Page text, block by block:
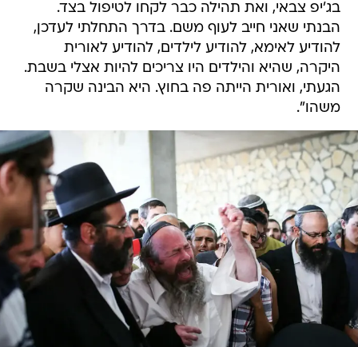
בג'יפ צבאי, ואת תהילה כבר לקחו לטיפול בצד.
הבנתי שאני חייב לעוף משם. בדרך התחלתי לעדכן,
להודיע לאימא, להודיע לילדים, להודיע לאורית
היקרה, שהיא והילדים היו צריכים להיות אצלי בשבת.
הגעתי, ואורית הייתה פה בחוץ. היא הבינה שקרה
משהו".